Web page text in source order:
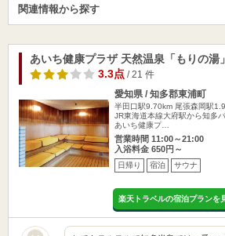
関連情報から探す
あいち健康プラザ 天然温泉「もりの湯」
3.3点/ 21 件
愛知県 / 知多郡東浦町
半田口駅9.70km 尾張森岡駅
JR東海道本線大府駅から知多
あいち健康プ…
営業時間 11:00～21:00
入浴料金 650円～
日帰り 宿泊 サウナ
楽天トラベルの宿泊プランを